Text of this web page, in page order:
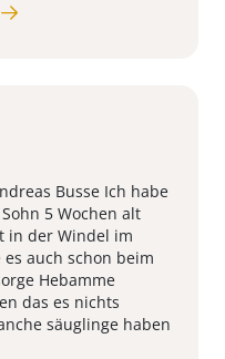
Busse Ich habe
5 Wochen alt
in der Windel im
auch schon beim
Hebamme
das es nichts
säuglinge haben